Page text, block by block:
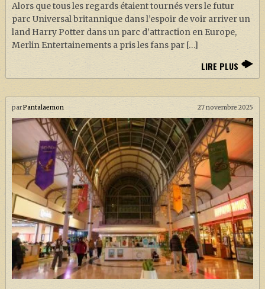
Alors que tous les regards étaient tournés vers le futur
parc Universal britannique dans l’espoir de voir arriver un
land Harry Potter dans un parc d’attraction en Europe,
Merlin Entertainements a pris les fans par […]
LIRE PLUS
parPantalaemon 27 novembre 2025